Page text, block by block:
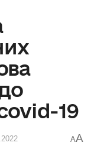
19
AA